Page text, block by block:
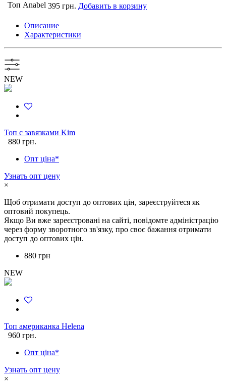
Топ Anabel 395 грн. Добавить в корзину
Описание
Характеристики
NEW
Топ с завязками Kim
880 грн.
Опт ціна*
Узнать опт цену
×
Щоб отримати доступ до оптових цін, зареєструйтеся як
оптовий покупець.
Якщо Ви вже зареєстровані на сайті, повідомте адміністрацію
через форму зворотного зв'язку, про своє бажання отримати
доступ до оптових цін.
880 грн
NEW
Топ американка Helena
960 грн.
Опт ціна*
Узнать опт цену
×